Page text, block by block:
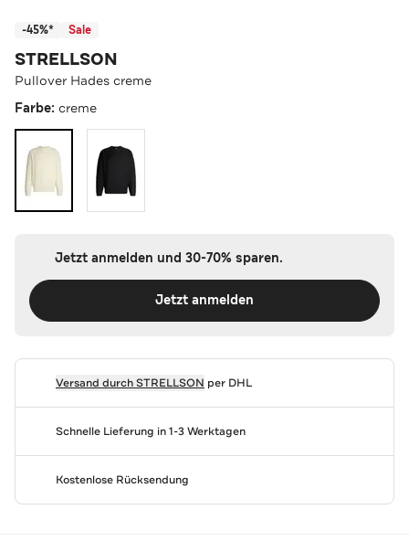
-45%* Sale
STRELLSON
Pullover Hades creme
Farbe: creme
Jetzt anmelden und 30-70% sparen.
Jetzt anmelden
Versand durchSTRELLSON per DHL
Schnelle Lieferung in 1-3 Werktagen
Kostenlose Rücksendung